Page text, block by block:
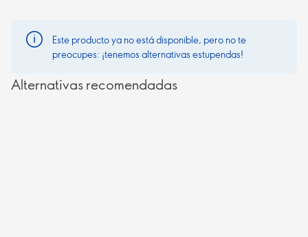
Este producto ya no está disponible, pero no te
preocupes: ¡tenemos alternativas estupendas!
Alternativas recomendadas